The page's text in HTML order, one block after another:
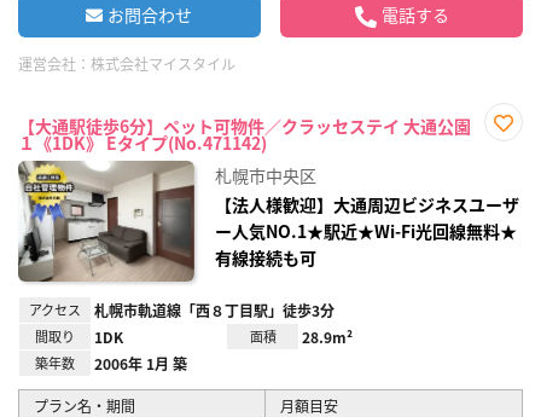
お問合わせ 電話する
運営会社： 株式会社マイスタイル
【大通駅徒歩6分】ペット可物件／クラッセステイ 大通公園
１《1DK》 Eタイプ(No.471142)
録
札幌市中央区
【法人様歓迎】大通周辺ビジネスユーザ
ー人気NO.1★駅近★Wi-Fi光回線無料★
有線接続も可
アクセス 札幌市軌道線「西８丁目駅」徒歩3分
間取り 1DK 面積 28.9m²
築年数 2006年 1月 築
プラン名・期間
月額目安